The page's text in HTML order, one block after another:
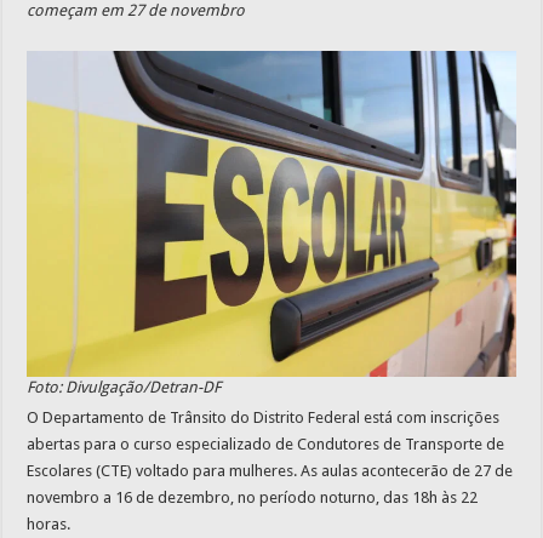
começam em 27 de novembro
Foto: Divulgação/Detran-DF
O Departamento de Trânsito do Distrito Federal está com inscrições
abertas para o curso especializado de Condutores de Transporte de
Escolares (CTE) voltado para mulheres. As aulas acontecerão de 27 de
novembro a 16 de dezembro, no período noturno, das 18h às 22
horas.